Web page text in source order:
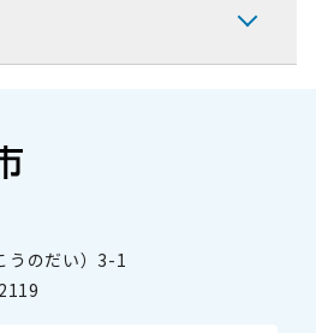
うのだい）3-1